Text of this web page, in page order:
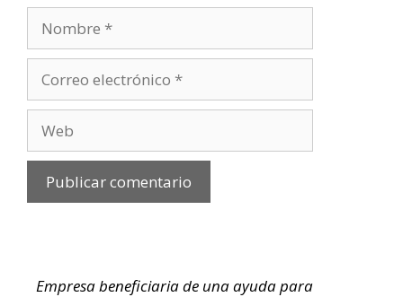
electrónico
Empresa beneficiaria de una ayuda para